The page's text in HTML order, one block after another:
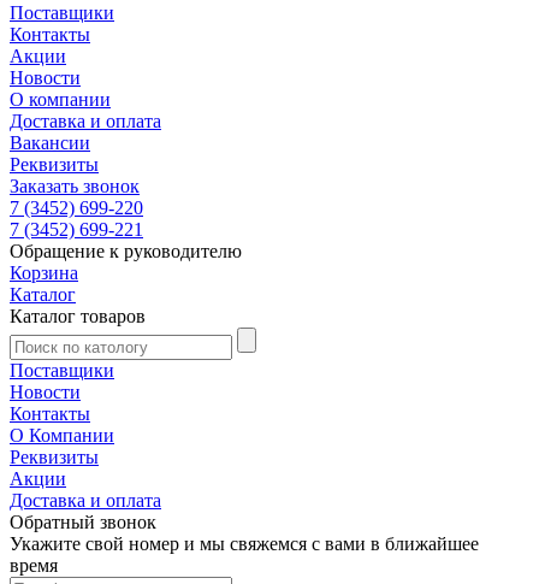
Поставщики
Контакты
Акции
Новости
О компании
Доставка и оплата
Вакансии
Реквизиты
Заказать звонок
7 (3452) 699-220
7 (3452) 699-221
Обращение к руководителю
Корзина
Каталог
Каталог товаров
Поставщики
Новости
Контакты
О Компании
Реквизиты
Акции
Доставка и оплата
Обратный звонок
Укажите свой номер и мы свяжемся с вами в ближайшее
время